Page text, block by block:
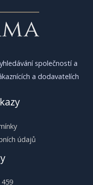
společností a
a dodavatelích
údajů